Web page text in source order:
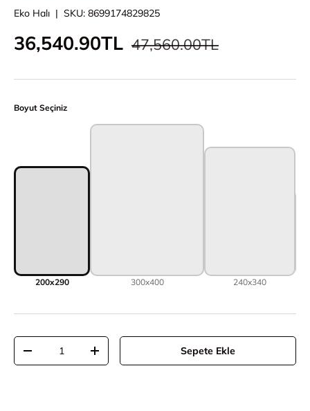
Eko Halı | SKU: 8699174829825
İndirimli fiyat
36,540.90TL Normal fiyat
47,560.00TL
Boyut Seçiniz
200x290 300x400 240x340
Adet
Adeti azalt
Adeti artır Sepete Ekle